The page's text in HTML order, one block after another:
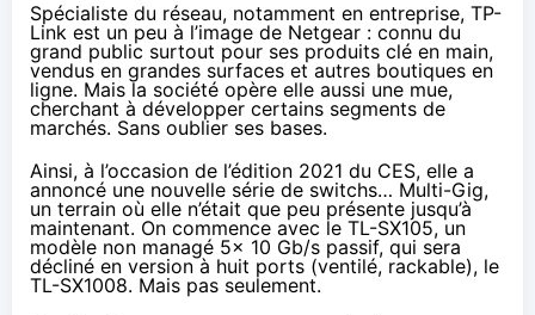
Spécialiste du réseau, notamment en entreprise, TP-
Link est un peu à l’image de Netgear : connu du
grand public surtout pour ses produits clé en main,
vendus en grandes surfaces et autres boutiques en
ligne. Mais la société opère elle aussi une mue,
cherchant à développer certains segments de
marchés. Sans oublier ses bases.
Ainsi, à l’occasion de l’édition 2021 du CES, elle a
annoncé une nouvelle série de switchs… Multi-Gig,
un terrain où elle n’était que peu présente jusqu’à
maintenant. On commence avec le TL-SX105, un
modèle non managé 5x 10 Gb/s passif, qui sera
décliné en version à huit ports (ventilé, rackable), le
TL-SX1008. Mais pas seulement.